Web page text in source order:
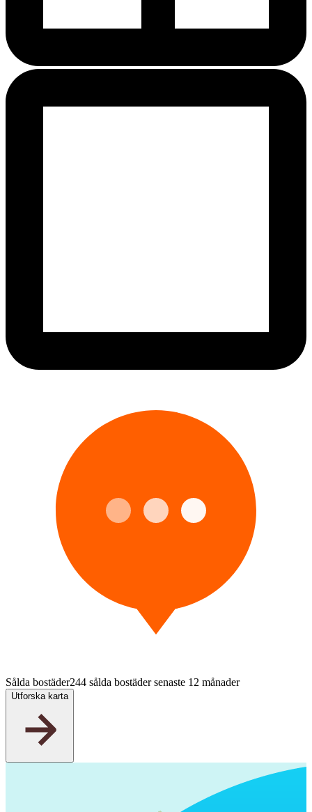
Sålda bostäder244 sålda bostäder senaste 12 månader
Utforska karta